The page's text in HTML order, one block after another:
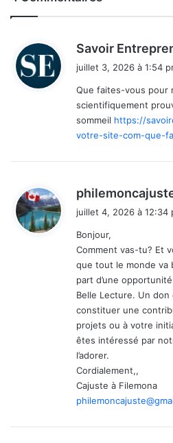
Savoir
juillet 3, 2026 à 1:54
Que faites-vous pour
scientifiquement
sommeil https://
votre-site-com-que-
juillet 4, 2026 à 12:34
Bonjour,
Comment vas-tu? Et
que tout le monde va
part d’une
Belle Lecture. Un
constituer une
projets ou à votre
êtes intéressé par
l’adorer.
Cordialement,,
Cajuste à Filemona